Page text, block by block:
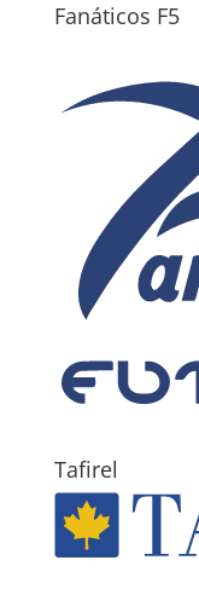
Fanáticos F5
Tafirel